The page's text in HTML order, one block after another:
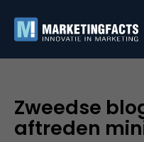
Zweedse
aftreden